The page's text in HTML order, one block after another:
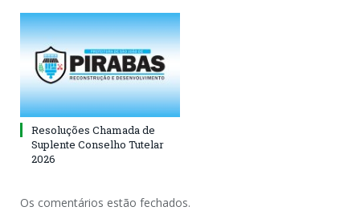
Resoluções Chamada de
Suplente Conselho Tutelar
2026
Os comentários estão fechados.